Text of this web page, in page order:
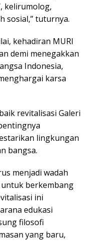
kelirumolog,
sosial,” tuturnya.
kehadiran MURI
demi menegakkan
Indonesia,
karsa
revitalisasi Galeri
lingkungan
bangsa.
menjadi wadah
berkembang
ini
edukasi
filosofi
yang baru,